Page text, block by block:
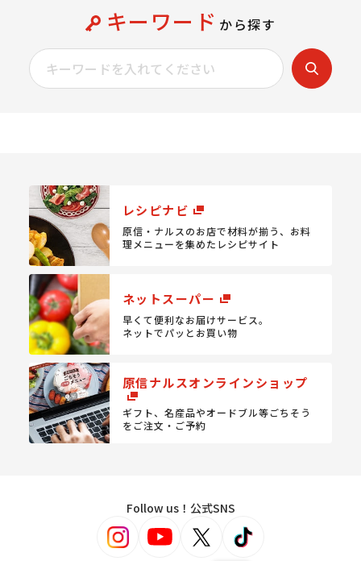
キーワード から探す
レシピナビ
原信・ナルスのお店で材料が揃う、 お料
理メニューを集めたレシピサイト
ネットスーパー
早くて便利なお届けサービス。
ネットでパッとお買い物
原信ナルスオンラインショップ
ギフト、名産品やオードブル等ごちそう
をご注文・ご予約
Follow us！公式SNS